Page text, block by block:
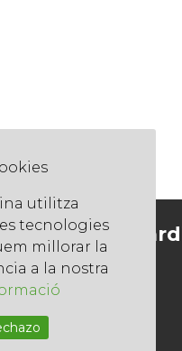
Gremi de
utilitza
tecnologies
millorar la
a la nostra